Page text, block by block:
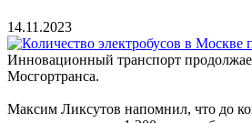
14.11.2023
Инновационный транспорт
Мосгортранса.
Максим Ликсутов напомнил, что до